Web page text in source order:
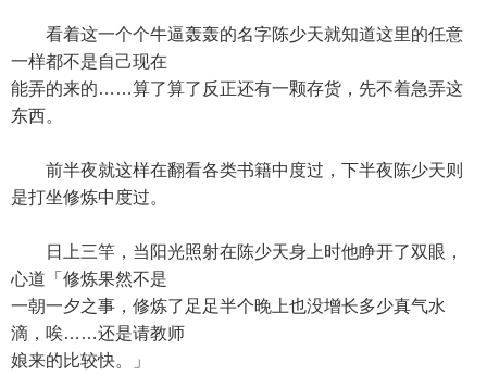
看着这一个个牛逼轰轰的名字陈少天就知道这里的任意
一样都不是自己现在
能弄的来的……算了算了反正还有一颗存货，先不着急弄这
东西。
前半夜就这样在翻看各类书籍中度过，下半夜陈少天则
是打坐修炼中度过。
日上三竿，当阳光照射在陈少天身上时他睁开了双眼，
心道「修炼果然不是
一朝一夕之事，修炼了足足半个晚上也没增长多少真气水
滴，唉……还是请教师
娘来的比较快。」